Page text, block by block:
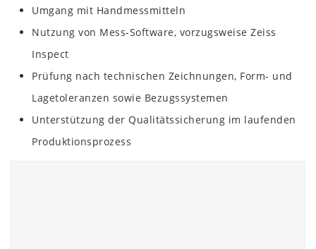
Umgang mit Handmessmitteln
Nutzung von Mess-Software, vorzugsweise Zeiss
Inspect
Prüfung nach technischen Zeichnungen, Form- und
Lagetoleranzen sowie Bezugssystemen
Unterstützung der Qualitätssicherung im laufenden
Produktionsprozess